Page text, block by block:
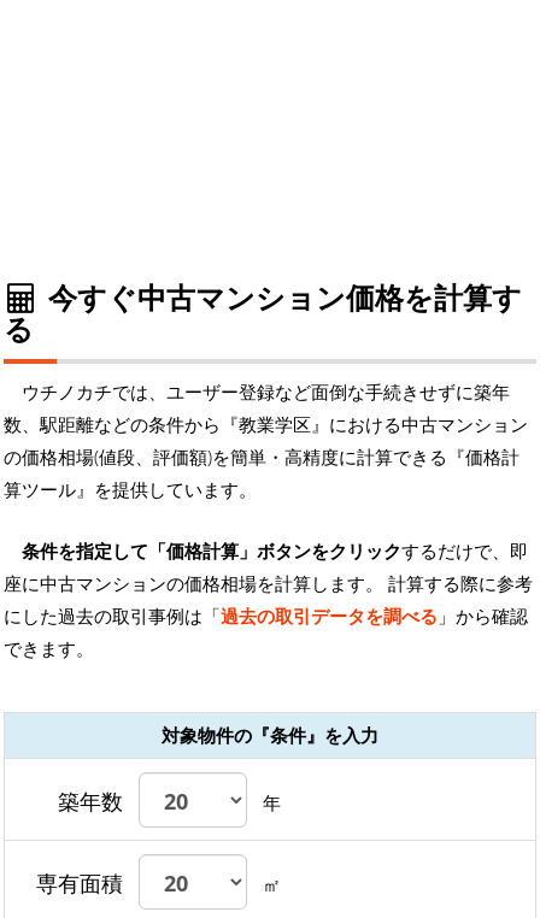
今すぐ中古マンション価格を計算す
る
ウチノカチでは、ユーザー登録など面倒な手続きせずに築年
数、駅距離などの条件から『教業学区』における中古マンション
の価格相場(値段、評価額)を簡単・高精度に計算できる『価格計
算ツール』を提供しています。
条件を指定して「価格計算」ボタンをクリックするだけで、即
座に中古マンションの価格相場を計算します。 計算する際に参考
にした過去の取引事例は「過去の取引データを調べる 」から確認
できます。
対象物件の『条件』を入力
築年数 年
専有面積 ㎡